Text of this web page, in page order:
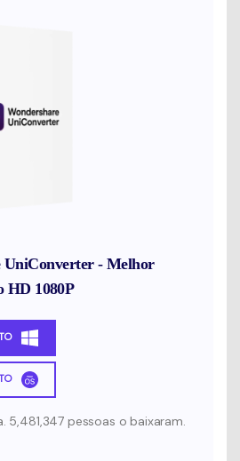
UniConverter - Melhor
HD 1080P
5,481,347 pessoas o baixaram.